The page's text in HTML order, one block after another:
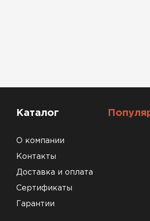
Каталог
О компании
Контакты
Доставка и оплата
Сертификаты
Гарантии